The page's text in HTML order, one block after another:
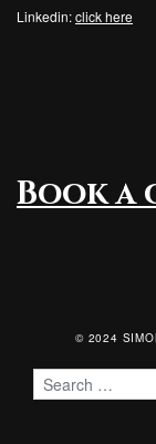
Linkedin:click here
Book
© 2024
Search